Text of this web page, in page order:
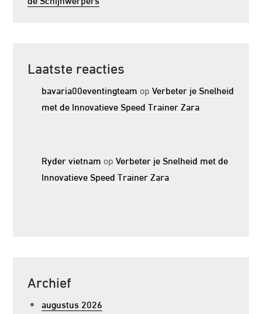
Laatste reacties
bavaria00eventingteam opVerbeter je Snelheid
met de Innovatieve Speed Trainer Zara
Ryder vietnam opVerbeter je Snelheid met de
Innovatieve Speed Trainer Zara
Archief
augustus 2026